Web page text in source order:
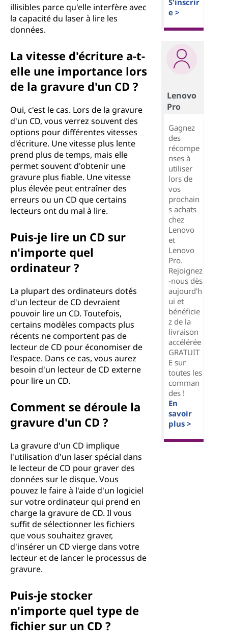
illisibles parce qu'elle interfère avec
la capacité du laser à lire les
données.
La vitesse d'écriture a-t-
elle une importance lors
de la gravure d'un CD ?
Oui, c'est le cas. Lors de la gravure
d'un CD, vous verrez souvent des
options pour différentes vitesses
d'écriture. Une vitesse plus lente
prend plus de temps, mais elle
permet souvent d'obtenir une
gravure plus fiable. Une vitesse
plus élevée peut entraîner des
erreurs ou un CD que certains
lecteurs ont du mal à lire.
Puis-je lire un CD sur
n'importe quel
ordinateur ?
La plupart des ordinateurs dotés
d'un lecteur de CD devraient
pouvoir lire un CD. Toutefois,
certains modèles compacts plus
récents ne comportent pas de
lecteur de CD pour économiser de
l'espace. Dans ce cas, vous aurez
besoin d'un lecteur de CD externe
pour lire un CD.
Comment se déroule la
gravure d'un CD ?
La gravure d'un CD implique
l'utilisation d'un laser spécial dans
le lecteur de CD pour graver des
données sur le disque. Vous
pouvez le faire à l'aide d'un logiciel
sur votre ordinateur qui prend en
charge la gravure de CD. Il vous
suffit de sélectionner les fichiers
que vous souhaitez graver,
d'insérer un CD vierge dans votre
lecteur et de lancer le processus de
gravure.
Puis-je stocker
n'importe quel type de
fichier sur un CD ?
S'inscrir
e >
Lenovo
Pro
Gagnez
des
récompe
nses à
utiliser
lors de
vos
prochain
s achats
chez
Lenovo
et
Lenovo
Pro.
Rejoignez
-nous dès
aujourd'h
ui et
bénéficie
z de la
livraison
accélérée
GRATUIT
E sur
toutes les
comman
des !
En
savoir
plus >